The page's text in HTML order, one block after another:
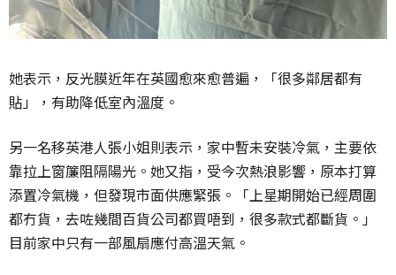
她表示，反光膜近年在英國愈來愈普遍，「很多鄰居都有
貼」，有助降低室內溫度。
另一名移英港人張小姐則表示，家中暫未安裝冷氣，主要依
靠拉上窗簾阻隔陽光。她又指，受今次熱浪影響，原本打算
添置冷氣機，但發現市面供應緊張。「上星期開始已經周圍
都冇貨，去咗幾間百貨公司都買唔到，很多款式都斷貨。」
目前家中只有一部風扇應付高溫天氣。